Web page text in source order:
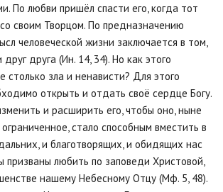
По любви пришёл спасти его, когда тот
своим Творцом. По предназначению
человеческой жизни заключается в том,
друга (Ин. 14, 34). Но как этого
столько зла и ненависти? Для этого
открыть и отдать своё сердце Богу.
и расширить его, чтобы оно, ныне
стало способным вместить в
и благотворящих, и обидящих нас
призваны любить по заповеди Христовой,
нашему Небесному Отцу (Мф. 5, 48).